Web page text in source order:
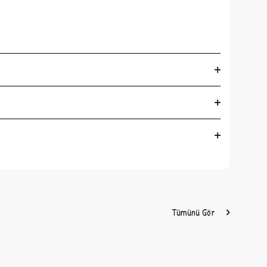
çeşit iyilik seni bekliyor.
Tümünü Gör